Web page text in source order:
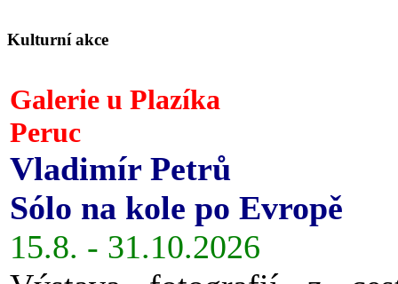
Kulturní akce
Galerie u Plazíka
Peruc
Vladimír Petrů
Sólo na kole po Evropě
15.8. - 31.10.2026